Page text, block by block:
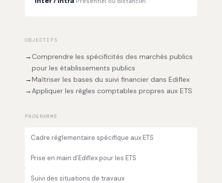
OBJECTIFS
→ Comprendre les spécificités des marchés publics
pour les établissements publics
→Maîtriser les bases du suivi financier dans Ediflex
→Appliquer les règles comptables propres aux ETS
PROGRAMME
Cadre réglementaire spécifique aux ETS
Prise en main d’Ediflex pour les ETS
Suivi des situations de travaux